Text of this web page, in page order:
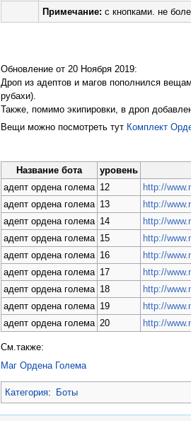
Примечание: с кнопками. не
Обновление от 20 Ноября 2019:
Дроп из адептов и магов пополнился
рубахи).
Также, помимо экипировки, в дроп
Вещи можно посмотреть тут Комплект
Название бота уровень
адепт ордена голема 12
http://
адепт ордена голема 13
http://
адепт ордена голема 14
http://
адепт ордена голема 15
http://
адепт ордена голема 16
http://
адепт ордена голема 17
http://
адепт ордена голема 18
http://
адепт ордена голема 19
http://
адепт ордена голема 20 http://
См.также:
Маг Ордена Голема
Категория: Боты